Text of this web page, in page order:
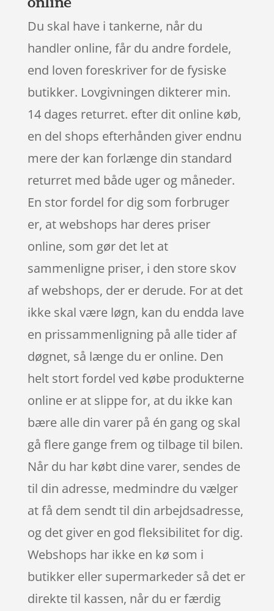
Du skal have i tankerne, når du
handler online, får du andre fordele,
end loven foreskriver for de fysiske
butikker. Lovgivningen dikterer min.
14 dages returret. efter dit online køb,
en del shops efterhånden giver endnu
mere der kan forlænge din standard
returret med både uger og måneder.
En stor fordel for dig som forbruger
er, at webshops har deres priser
online, som gør det let at
sammenligne priser, i den store skov
af webshops, der er derude. For at det
ikke skal være løgn, kan du endda lave
en prissammenligning på alle tider af
døgnet, så længe du er online. Den
helt stort fordel ved købe produkterne
online er at slippe for, at du ikke kan
bære alle din varer på én gang og skal
gå flere gange frem og tilbage til bilen.
Når du har købt dine varer, sendes de
til din adresse, medmindre du vælger
at få dem sendt til din arbejdsadresse,
og det giver en god fleksibilitet for dig.
Webshops har ikke en kø som i
butikker eller supermarkeder så det er
direkte til kassen, når du er færdig